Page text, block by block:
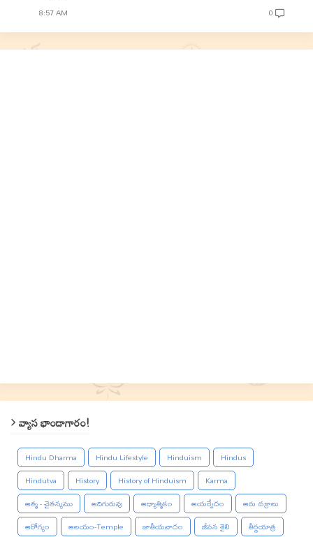
8:57 AM 0
వ్యాస భాండాగారం!
Hindu Dharma Hindu Lifestyle Hinduism
Hindus
Hindutva
History History of Hinduism
Karma
ఆత్మ - చైతన్యము
ఆదిగురువు ఆధ్యాత్మికం ఆయర్వేదం
ఆరు చక్రాలు
ఆరోగ్యం
ఆలయం-Temple జాతీయవాదం జీవన శైలి తీర్థయాత్ర